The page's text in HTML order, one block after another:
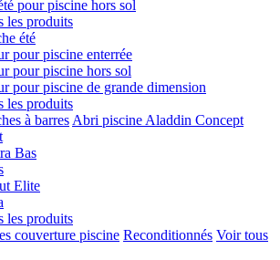
pour piscine hors sol
les produits
été
pour piscine enterrée
pour piscine hors sol
pour piscine de grande dimension
les produits
à barres Abri piscine Aladdin Concept
Bas
Elite
les produits
couverture piscine Reconditionnés Voir tous